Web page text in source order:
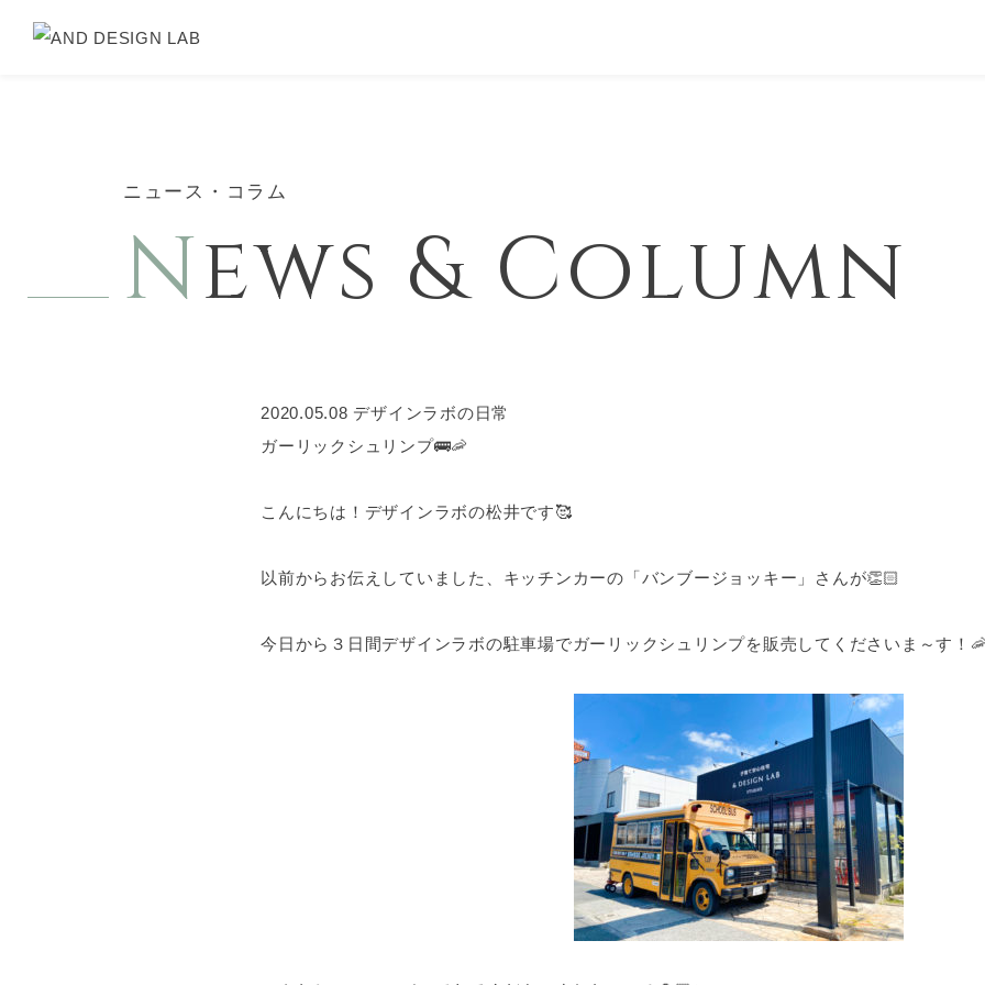
ニュース・コラム
News & Column
2020.05.08 デザインラボの日常
ガーリックシュリンプ🚌🦐
こんにちは！デザインラボの松井です🥰
以前からお伝えしていました、キッチンカーの「バンブージョッキー」さんが👏🏻
今日から３日間デザインラボの駐車場でガーリックシュリンプを販売してくださいま～す！